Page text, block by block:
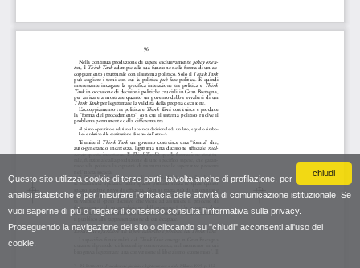
chiudi
Questo sito utilizza cookie di terze parti, talvolta anche di profilazione, per
analisi statistiche e per misurare l'efficacia delle attività di comunicazione istituzionale. Se
vuoi saperne di più o negare il consenso consulta l'informativa sulla privacy.
Proseguendo la navigazione del sito o cliccando su "chiudi" acconsenti all'uso dei
cookie.